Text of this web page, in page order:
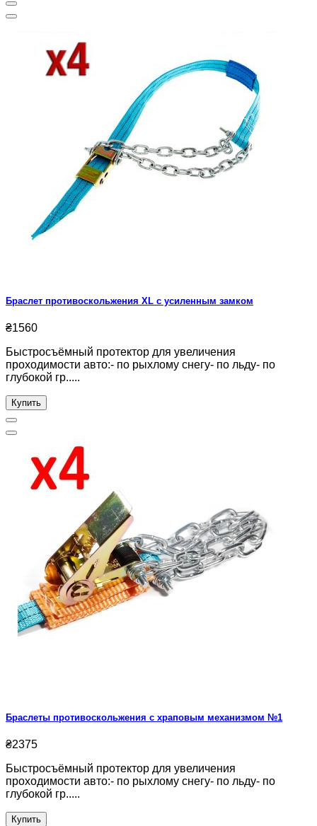
Браслет противоскольжения XL с усиленным замком
₴1560
Быстросъёмный протектор для увеличения
проходимости авто:- по рыхлому снегу- по льду- по
глубокой гр.....
Купить
Браслеты противоскольжения с храповым механизмом №1
₴2375
Быстросъёмный протектор для увеличения
проходимости авто:- по рыхлому снегу- по льду- по
глубокой гр.....
Купить